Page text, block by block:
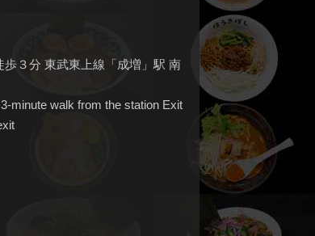
３分 東武東上線「成増」駅 南
minute walk from the station Exit